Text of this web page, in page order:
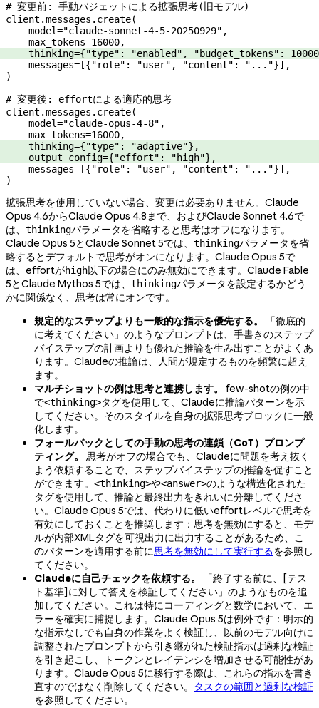
# 変更前: 手動バジェットによる拡張思考(旧モデル)
client.messages.create(
    model
="claude-sonnet-4-5-20250929" ,
    max_tokens
=16000,
    thinking
={"type" : "enabled" , "budget_tokens" : 10000
    messages
= [{"role" : "user" , "content" : "..."}],
)
# 変更後: effortによる適応的思考
client.messages.create(
    model
="claude-opus-4-8" ,
    max_tokens
=16000,
    thinking
={"type" : "adaptive"},
    output_config
={"effort" : "high"},
    messages
= [{"role" : "user" , "content" : "..."}],
)
拡張思考を使用していない場合、変更は必要ありません。Claude
Opus 4.6からClaude Opus 4.8まで、およびClaude Sonnet 4.6で
は、 thinkingパラメータを省略すると思考はオフになります。
Claude Opus 5とClaude Sonnet 5では、 thinkingパラメータを省
略するとデフォルトで思考がオンになります。Claude Opus 5で
は、effortがhigh以下の場合にのみ無効にできます。Claude Fable
5とClaude Mythos 5では、 thinkingパラメータを設定するかどう
かに関係なく、思考は常にオンです。
規定的なステップよりも一般的な指示を優先する。
「徹底的
に考えてください」のようなプロンプトは、手書きのステップ
バイステップの計画よりも優れた推論を生み出すことがよくあ
ります。Claudeの推論は、人間が規定するものを頻繁に超え
ます。
マルチショットの例は思考と連携します。
few-shotの例の中
で<thinking>タグを使用して、Claudeに推論パターンを示
してください。そのスタイルを自身の拡張思考ブロックに一般
化します。
フォールバックとしての手動の思考の連鎖（CoT）プロンプ
ティング。
思考がオフの場合でも、Claudeに問題を考え抜く
よう依頼することで、ステップバイステップの推論を促すこと
ができます。 <thinking>や<answer>のような構造化された
タグを使用して、推論と最終出力をきれいに分離してくださ
い。Claude Opus 5では、代わりに低いeffortレベルで思考を
有効にしておくことを推奨します：思考を無効にすると、モデ
ルが内部XMLタグを可視出力に出力することがあるため、こ
のパターンを適用する前に思考を無効にして実行するを参照し
てください。
Claudeに自己チェックを依頼する。
「終了する前に、[テス
ト基準]に対して答えを検証してください」のようなものを追
加してください。これは特にコーディングと数学において、エ
ラーを確実に捕捉します。Claude Opus 5は例外です：明示的
な指示なしでも自身の作業をよく検証し、以前のモデル向けに
調整されたプロンプトから引き継がれた検証指示は過剰な検証
を引き起こし、トークンとレイテンシを増加させる可能性があ
ります。Claude Opus 5に移行する際は、これらの指示を書き
直すのではなく削除してください。
タスクの範囲と過剰な検証
を参照してください。